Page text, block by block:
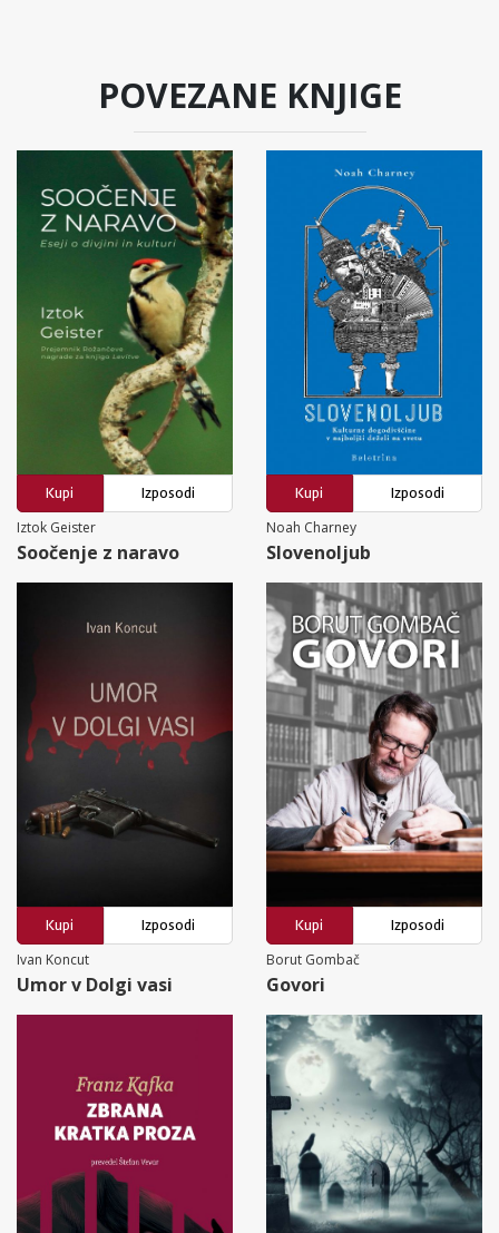
POVEZANE KNJIGE
Kupi
Izposodi
Iztok Geister
Soočenje z naravo
Kupi
Izposodi
Noah Charney
Slovenoljub
Kupi
Izposodi
Ivan Koncut
Umor v Dolgi vasi
Kupi
Izposodi
Borut Gombač
Govori